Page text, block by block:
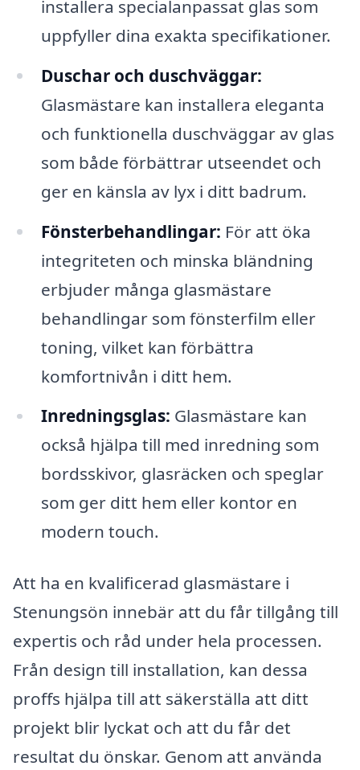
installera specialanpassat glas som
uppfyller dina exakta specifikationer.
Duschar och duschväggar:
Glasmästare kan installera eleganta
och funktionella duschväggar av glas
som både förbättrar utseendet och
ger en känsla av lyx i ditt badrum.
Fönsterbehandlingar: För att öka
integriteten och minska bländning
erbjuder många glasmästare
behandlingar som fönsterfilm eller
toning, vilket kan förbättra
komfortnivån i ditt hem.
Inredningsglas: Glasmästare kan
också hjälpa till med inredning som
bordsskivor, glasräcken och speglar
som ger ditt hem eller kontor en
modern touch.
Att ha en kvalificerad glasmästare i
Stenungsön innebär att du får tillgång till
expertis och råd under hela processen.
Från design till installation, kan dessa
proffs hjälpa till att säkerställa att ditt
projekt blir lyckat och att du får det
resultat du önskar. Genom att använda